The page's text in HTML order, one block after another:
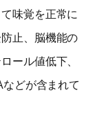
味覚を正常に
止、脳機能の
ール値低下、
どが含まれて